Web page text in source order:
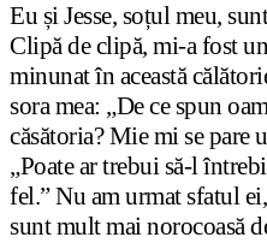
Eu și Jesse, soțul meu,
Clipă de clipă, mi-a fost
minunat în această
sora mea: „De ce spun
căsătoria? Mie mi se pare
„Poate ar trebui să-l
fel.” Nu am urmat sfatul
sunt mult mai norocoasă